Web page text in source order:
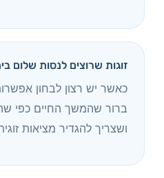
זוגות שרוצים לנסות שלום
כאשר יש רצון לבחון
ברור שהמשך החיים כפי
ושצריך להגדיר מציאות